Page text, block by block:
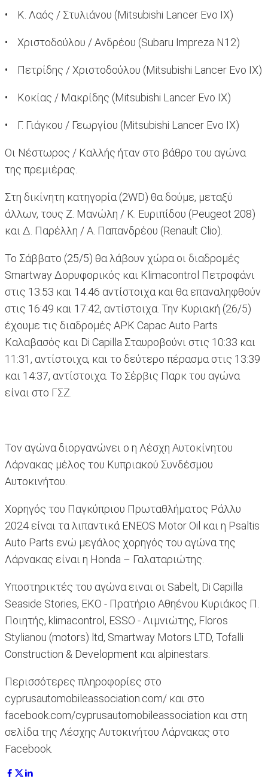
• Κ. Λαός / Στυλιάνου (Mitsubishi Lancer Evo ΙX)
• Χριστοδούλου / Ανδρέου (Subaru Impreza N12)
• Πετρίδης / Χριστοδούλου (Mitsubishi Lancer Evo ΙX)
• Κοκίας / Μακρίδης (Mitsubishi Lancer Evo ΙX)
• Γ. Γιάγκου / Γεωργίου (Mitsubishi Lancer Evo ΙX)
Οι Νέστωρος / Καλλής ήταν στο βάθρο του αγώνα
της πρεμιέρας.
Στη δικίνητη κατηγορία (2WD) θα δούμε, μεταξύ
άλλων, τους Ζ. Μανώλη / Κ. Ευριπίδου (Peugeot 208)
και Δ. Παρέλλη / Α. Παπανδρέου (Renault Clio).
Το Σάββατο (25/5) θα λάβουν χώρα οι διαδρομές
Smartway Δορυφορικός και Klimacontrol Πετροφάνι
στις 13:53 και 14:46 αντίστοιχα και θα επαναληφθούν
στις 16:49 και 17:42, αντίστοιχα. Την Κυριακή (26/5)
έχουμε τις διαδρομές APK Capac Auto Parts
Καλαβασός και Di Capilla Σταυροβούνι στις 10:33 και
11:31, αντίστοιχα, και το δεύτερο πέρασμα στις 13:39
και 14:37, αντίστοιχα. Το Σέρβις Παρκ του αγώνα
είναι στο ΓΣΖ.
Toν αγώνα διοργανώνει ο η Λέσχη Αυτοκίνητου
Λάρνακας μέλος του Κυπριακού Συνδέσμου
Αυτοκινήτου.
Χορηγός του Παγκύπριου Πρωταθλήματος Ράλλυ
2024 είναι τα λιπαντικά ENEOS Motor Oil και η Psaltis
Auto Parts ενώ μεγάλος χορηγός του αγώνα της
Λάρνακας είναι η Honda – Γαλαταριώτης.
Υποστηρικτές του αγώνα ειναι οι Sabelt, Di Capilla
Seaside Stories, ΕΚΟ - Πρατήριο Αθηένου Kυριάκος Π.
Ποιητής, klimacontrol, ESSO - Λιμνιώτης, Floros
Stylianou (motors) ltd, Smartway Motors LTD, Tofalli
Construction & Development και alpinestars.
Περισσότερες πληροφορίες στο
cyprusautomobileassociation.com/ και στο
facebook.com/cyprusautomobileassociation και στη
σελίδα της Λέσχης Αυτοκινήτου Λάρνακας στο
Facebook.